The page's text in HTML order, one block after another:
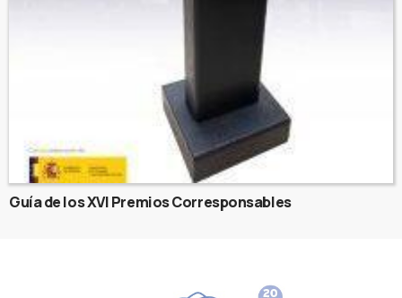
Guía de los XVI Premios Corresponsables